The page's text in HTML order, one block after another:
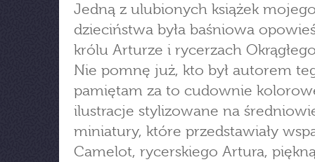
Jedną z ulubionych książek
dzieciństwa była baśniowa
królu Arturze i rycerzach
Nie pomnę już, kto był autorem
pamiętam za to cudownie
ilustracje stylizowane na
miniatury, które przedstawiały
Camelot, rycerskiego Artura,